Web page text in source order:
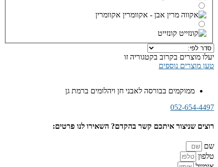
אקוומרין
קונזייט
יעלו מוצרים בקרוב בקטגוריה זו
טען מוצרים נוספים
ממוקמים בבורסה לאבני חן ויהלומים ברמת גן
052-654-4497
רוצים שניצור איתכם קשר בהקדם? השאירו לנו פרטים:
שם
טלפון